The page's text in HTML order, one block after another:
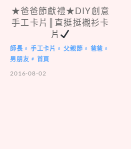
★爸爸節獻禮★DIY創意
手工卡片║直挺挺襯衫卡
片
師長 # 手工卡片 # 父親節 # 爸爸 #
男朋友 #
首頁
2016-08-02